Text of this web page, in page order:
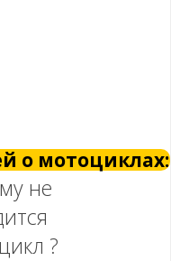
о мотоциклах:
не
?